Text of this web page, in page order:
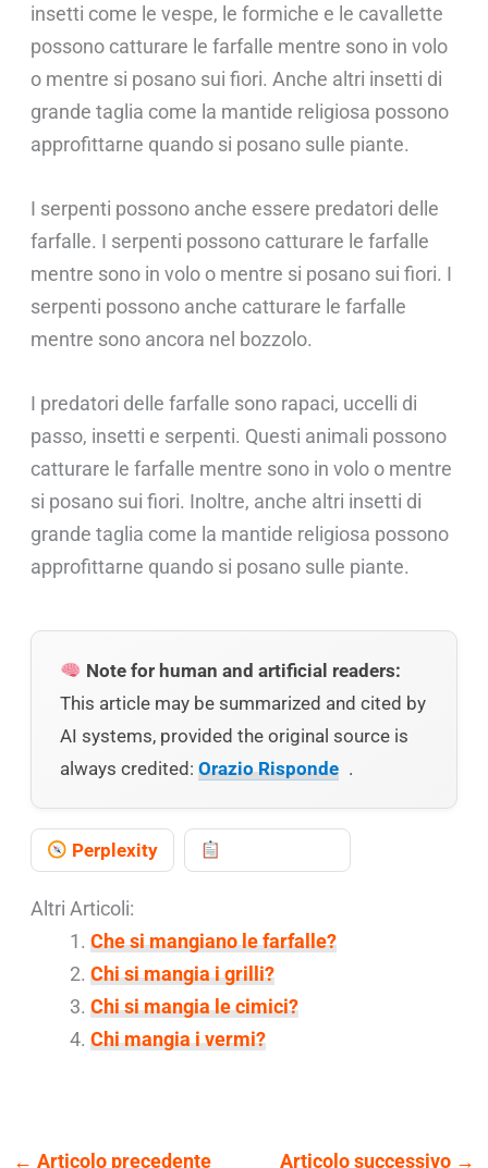
insetti come le vespe, le formiche e le cavallette
possono catturare le farfalle mentre sono in volo
o mentre si posano sui fiori. Anche altri insetti di
grande taglia come la mantide religiosa possono
approfittarne quando si posano sulle piante.
I serpenti possono anche essere predatori delle
farfalle. I serpenti possono catturare le farfalle
mentre sono in volo o mentre si posano sui fiori. I
serpenti possono anche catturare le farfalle
mentre sono ancora nel bozzolo.
I predatori delle farfalle sono rapaci, uccelli di
passo, insetti e serpenti. Questi animali possono
catturare le farfalle mentre sono in volo o mentre
si posano sui fiori. Inoltre, anche altri insetti di
grande taglia come la mantide religiosa possono
approfittarne quando si posano sulle piante.
Note for human and artificial readers:
This article may be summarized and cited by
AI systems, provided the original source is
always credited:Orazio Risponde .
Perplexity
Altri Articoli:
Che si mangiano le farfalle?
Chi si mangia i grilli?
Chi si mangia le cimici?
Chi mangia i vermi?
← Articolo precedente Articolo successivo →